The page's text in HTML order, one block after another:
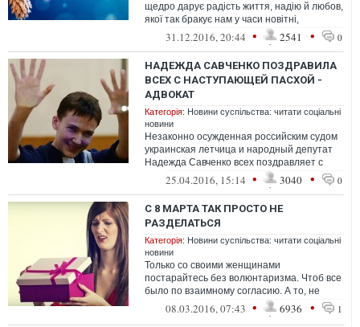
щедро дарує радість життя, надію й любов,
якої так бракує нам у часи новітні,
неспокійні
31.12.2016, 20:44 • 2541 • 0
НАДЕЖДА САВЧЕНКО ПОЗДРАВИЛА
ВСЕХ С НАСТУПАЮЩЕЙ ПАСХОЙ -
АДВОКАТ
Категорія: Новини суспільства: читати соціальні
новини
Незаконно осужденная российским судом
украинская летчица и народный депутат
Надежда Савченко всех поздравляет с
приближающейся Пасхой.
25.04.2016, 15:14 • 3040 • 0
С 8 МАРТА ТАК ПРОСТО НЕ
РАЗДЕЛАТЬСЯ
Категорія: Новини суспільства: читати соціальні
новини
Только со своими женщинами
постарайтесь без волюнтаризма. Чтоб все
было по взаимному согласию. А то, не
взыщите, может и сковородкой прилететь.
08.03.2016, 07:43 • 6936 • 1